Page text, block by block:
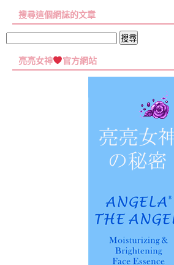
彙
搜尋這個網誌的文章
關
亮亮女神 官方網站